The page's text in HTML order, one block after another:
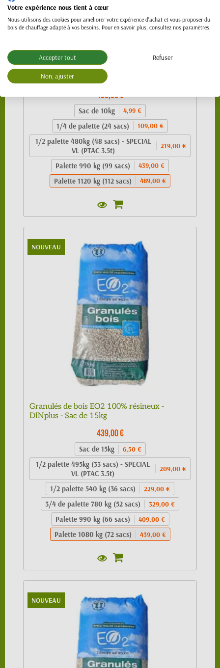
Granulés de bois 100% résineux- BIO PELLET
EnPlus A1 - SAC 10kg
489,00 €
Sac de 10kg 4,99 €
1/4 de palette (24 sacs) 109,00 €
1/2 palette 480kg (48 sacs) - SPECIAL
VL (PTAC 3.5t)
219,00 €
Palette 990 kg (99 sacs) 439,00 €
Palette 1120 kg (112 sacs) 489,00 €
NOUVEAU
Granulés de bois EO2 100% résineux -
DINplus - Sac de 15kg
439,00 €
Sac de 15kg 6,50 €
1/2 palette 495kg (33 sacs) - SPECIAL
VL (PTAC 3.5t)
209,00 €
1/2 palette 540 kg (36 sacs) 229,00 €
3/4 de palette 780 kg (52 sacs) 329,00 €
Palette 990 kg (66 sacs) 409,00 €
Palette 1080 kg (72 sacs) 439,00 €
NOUVEAU
Votre expérience nous tient à cœur
Nous utilisons des cookies pour améliorer votre expérience d'achat et vous proposer du
bois de chauffage adapté à vos besoins. Pour en savoir plus, consultez nos paramètres.
Accepter tout Refuser
Non, ajuster